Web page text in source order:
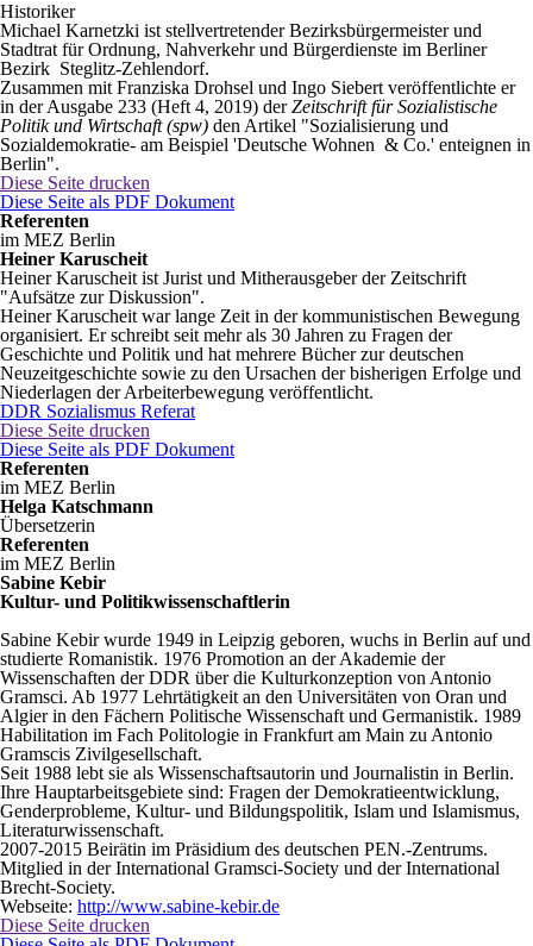
Historiker
Michael Karnetzki ist stellvertretender Bezirksbürgermeister und
Stadtrat für Ordnung, Nahverkehr und Bürgerdienste im Berliner
Bezirk Steglitz-Zehlendorf.
Zusammen mit Franziska Drohsel und Ingo Siebert veröffentlichte er
in der Ausgabe 233 (Heft 4, 2019) derZeitschrift für Sozialistische
Politik und Wirtschaft (spw) den Artikel "Sozialisierung und
Sozialdemokratie- am Beispiel 'Deutsche Wohnen & Co.' enteignen in
Berlin".
Diese Seite drucken
Diese Seite als PDF Dokument
Referenten
im MEZ Berlin
Heiner Karuscheit
Heiner Karuscheit ist Jurist und Mitherausgeber der Zeitschrift
"Aufsätze zur Diskussion".
Heiner Karuscheit war lange Zeit in der kommunistischen Bewegung
organisiert. Er schreibt seit mehr als 30 Jahren zu Fragen der
Geschichte und Politik und hat mehrere Bücher zur deutschen
Neuzeitgeschichte sowie zu den Ursachen der bisherigen Erfolge und
Niederlagen der Arbeiterbewegung veröffentlicht.
DDR Sozialismus Referat
Diese Seite drucken
Diese Seite als PDF Dokument
Referenten
im MEZ Berlin
Helga Katschmann
Übersetzerin
Referenten
im MEZ Berlin
Sabine Kebir
Kultur- und Politikwissenschaftlerin
Sabine Kebir wurde 1949 in Leipzig geboren, wuchs in Berlin auf und
studierte Romanistik. 1976 Promotion an der Akademie der
Wissenschaften der DDR über die Kulturkonzeption von Antonio
Gramsci. Ab 1977 Lehrtätigkeit an den Universitäten von Oran und
Algier in den Fächern Politische Wissenschaft und Germanistik. 1989
Habilitation im Fach Politologie in Frankfurt am Main zu Antonio
Gramscis Zivilgesellschaft.
Seit 1988 lebt sie als Wissenschaftsautorin und Journalistin in Berlin.
Ihre Hauptarbeitsgebiete sind: Fragen der Demokratieentwicklung,
Genderprobleme, Kultur- und Bildungspolitik, Islam und Islamismus,
Literaturwissenschaft.
2007-2015 Beirätin im Präsidium des deutschen PEN.-Zentrums.
Mitglied in der International Gramsci-Society und der International
Brecht-Society.
Webseite: http://www.sabine-kebir.de
Diese Seite drucken